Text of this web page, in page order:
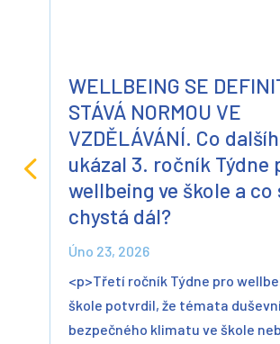
WELLBEING SE
STÁVÁ NORMOU VE
VZDĚLÁVÁNÍ. Co
ukázal 3. ročník Týdne
wellbeing ve škole a co
chystá dál?
Úno 23, 2026
<p>Třetí ročník Týdne pro
škole potvrdil, že témata
bezpečného klimatu ve škole